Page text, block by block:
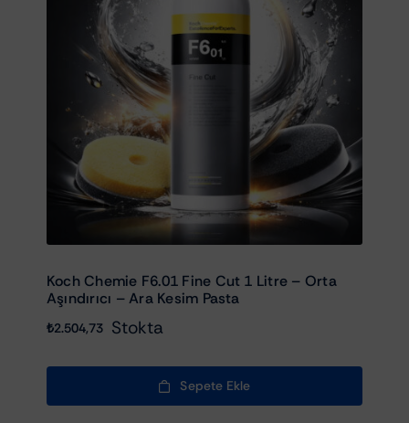
Koch Chemie F6.01 Fine Cut 1 Litre – Orta
Aşındırıcı – Ara Kesim Pasta
₺2.504,73 Stokta
Sepete Ekle